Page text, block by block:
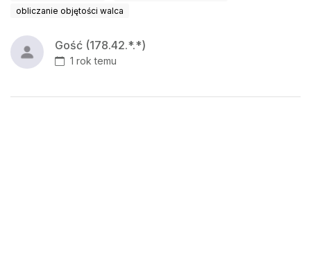
obliczanie objętości walca
Gość (178.42.*.*)
1 rok temu